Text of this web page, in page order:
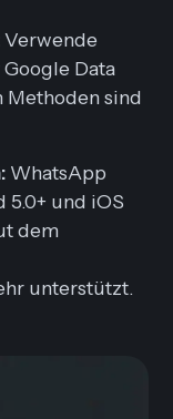
Verwende
Data
Methoden sind
WhatsApp
und iOS
dem
unterstützt.